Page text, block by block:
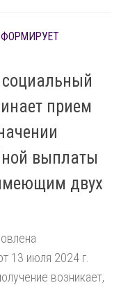
прием
выплаты
двух
13 июля 2024 г.
возникает,